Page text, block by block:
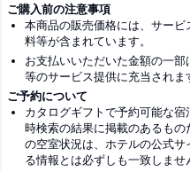
ご購入前の注意事項
本商品の販売価格には、サー
料等が含まれています。
お支払いいただいた金額の一
等のサービス提供に充当されま
ご予約について
カタログギフトで予約可能な
時検索の結果に掲載のあるも
の空室状況は、ホテルの公式
る情報とは必ずしも一致しませ